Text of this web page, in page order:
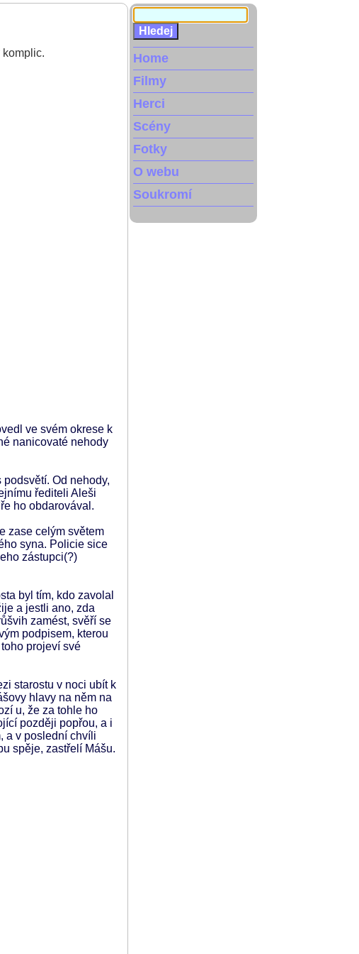
ve svém okrese k
nanicovaté nehody
Od nehody,
řediteli Aleši
ho obdarovával.
zase celým světem
syna. Policie sice
zástupci(?)
byl tím, kdo zavolal
a jestli ano, zda
zamést, svěří se
podpisem, kterou
projeví své
starostu v noci ubít k
hlavy na něm na
u, že za tohle ho
později popřou, a i
a v poslední chvíli
spěje, zastřelí Mášu.
Home
Filmy
Herci
Scény
Fotky
O webu
Soukromí